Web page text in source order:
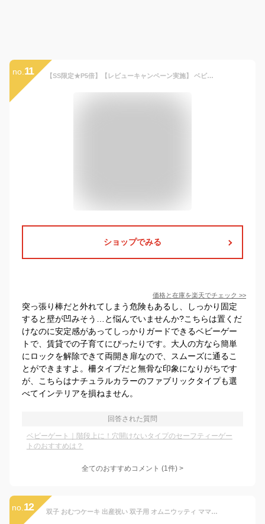
no. 11 【SS限定★P5倍】【レビューキャンペーン実施】 ベビーゲート 日本育児 おくトビラ S おくだけ とおせんぼ 置くだけ 自立式 赤ちゃん 階段下 キッチン 柵 ドア 斜め おしゃれ 安全ゲート ゲート ベビーフェンス スチール 白 ホワイト
ショップでみる
価格と在庫を楽天でチェック >>
突っ張り棒だと外れてしまう危険もあるし、しっかり固定
すると壁が凹みそう…と悩んでいませんか?こちらは置くだ
けなのに安定感があってしっかりガードできるベビーゲー
トで、賃貸での子育てにぴったりです。大人の方なら簡単
にロックを解除できて両開き扉なので、スムーズに通るこ
とができますよ。柵タイプだと無骨な印象になりがちです
が、こちらはナチュラルカラーのファブリックタイプも選
べてインテリアを損ねません。
回答された質問
ベビーゲート｜階段上に！穴開けないタイプのセーフティーゲー
トのおすすめは？
全てのおすすめコメント (1件) >
no. 12 双子 おむつケーキ 出産祝い 双子用 オムニウッティ ママギフト 全部選べる！ 好みに合わせてカスタマイズ オムツケーキ 名入れ 刺しゅう 男の子 女の子 Sassy ギフトセット 送料無料 大人気 バケツ 【双子ちゃんおむつばけっと】